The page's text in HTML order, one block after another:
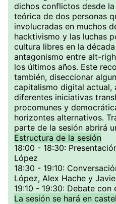
dichos conflictos desde
teórica de dos personas
involucradas en muchos
hacktivismo y las luchas
cultura libres en la
antagonismo entre alt-
los últimos años. Este
también, diseccionar
capitalismo digital actual,
diferentes iniciativas
procomunes y
horizontes alternativos.
parte de la sesión abrirá
Estructura de la sesión
18:00 - 18:30:
López
18:30 - 19:10:
López, Alex Hache y
19:10 - 19:30: Debate con
La sesión se hará en